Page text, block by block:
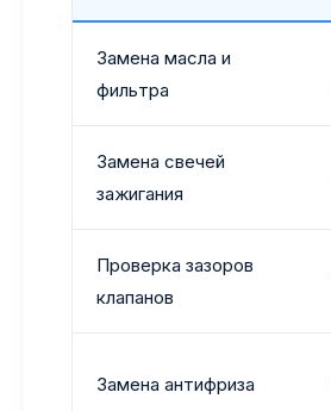
Замена масла и
фильтра
Замена свечей
зажигания
Проверка зазоров
клапанов
Замена антифриза